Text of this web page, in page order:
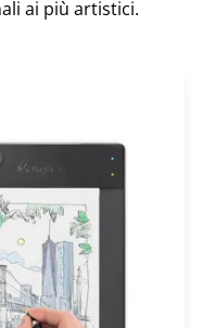
ai più artistici.